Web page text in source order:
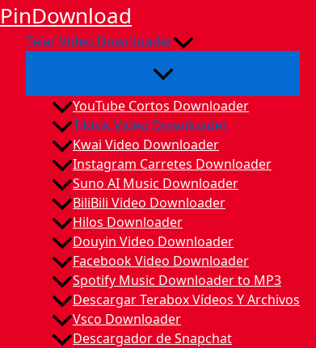
Saltar
al
contenido
PinDownload
Telar Video Downloader
YouTube Cortos Downloader
Tiktok Video Downloader
Kwai Video Downloader
Instagram Carretes Downloader
Suno AI Music Downloader
BiliBili Video Downloader
Hilos Downloader
Douyin Video Downloader
Facebook Video Downloader
Spotify Music Downloader to MP3
Descargar Terabox Vídeos Y Archivos
Vsco Downloader
Descargador de Snapchat